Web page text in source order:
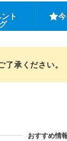
ト
承ください。
おすすめ情